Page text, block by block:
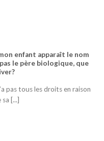
enfant apparaît le nom
le père biologique, que
pas tous les droits en raison
[...]